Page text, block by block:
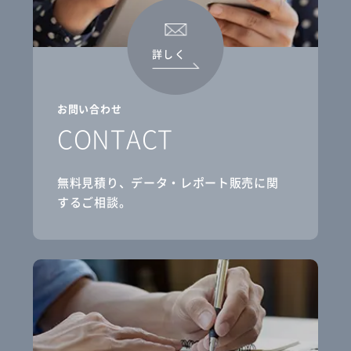
お問い合わせ
CONTACT
無料見積り、データ・レポート販売に関
するご相談。
詳しく